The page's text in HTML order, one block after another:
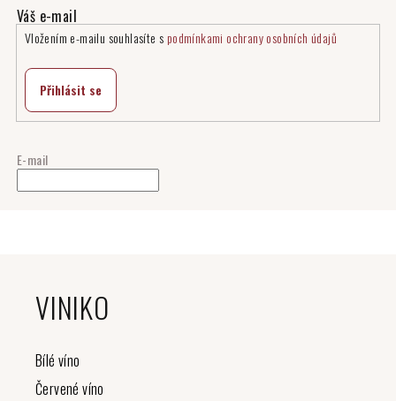
E-mail
Vložením e-mailu souhlasíte s podmínkami ochrany osobních údajů
Přihlásit se
VINIKO
Bílé víno
Červené víno